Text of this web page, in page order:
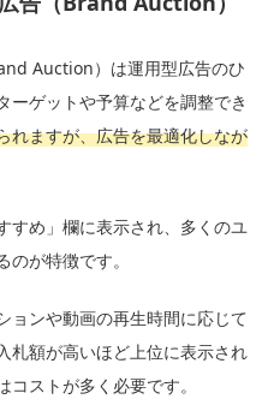
Auction）は運用型広告のひ
ーゲットや予算などを調整でき
れますが、広告を最適化しなが
すめ」欄に表示され、多くのユ
が特徴です。
ョンや動画の再生時間に応じて
札額が高いほど上位に表示され
ストが多く必要です。